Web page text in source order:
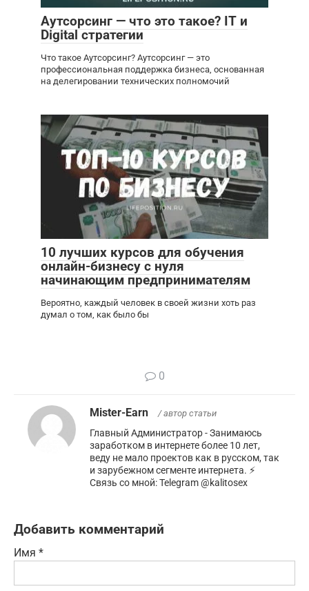
Аутсорсинг — что это такое? IT и
Digital стратегии
Что такое Аутсорсинг? Аутсорсинг — это
профессиональная поддержка бизнеса, основанная
на делегировании технических полномочий
10 лучших курсов для обучения
онлайн-бизнесу с нуля
начинающим предпринимателям
Вероятно, каждый человек в своей жизни хоть раз
думал о том, как было бы
0
Mister-Earn / автор статьи
Главный Администратор - Занимаюсь
заработком в интернете более 10 лет,
веду не мало проектов как в русском, так
и зарубежном сегменте интернета. ⚡️
Связь со мной: Telegram @kalitosex
Добавить комментарий
Имя *